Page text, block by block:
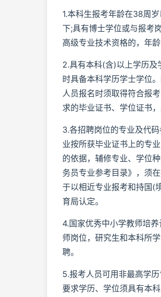
1.本科生报考年龄在38周
下;具有博士学位或与报考
高级专业技术资格的，年
2.具有本科(含)以上学历
时具备本科学历学士学位
人员报名时须取得符合报
求的毕业证书、学位证书
3.各招聘岗位的专业及代
业按所获毕业证书上的专
的依据，辅修专业、学位
务员专业参考目录》，须
于以相近专业报考和持国(
育局认定。
4.国家优秀中小学教师培
师岗位，研究生和本科所
聘。
5.报考人员可用非最高学
要求学历、学位须具有本